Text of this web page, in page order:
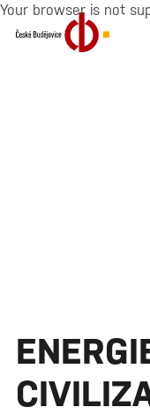
Your browser is not